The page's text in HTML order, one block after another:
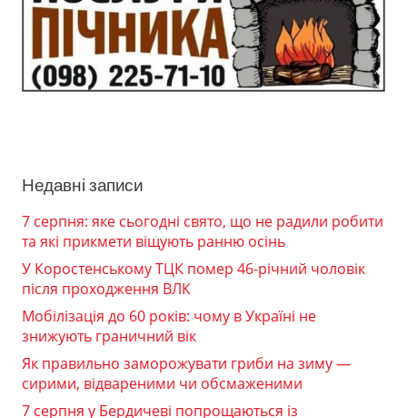
Недавні записи
7 серпня: яке сьогодні свято, що не радили робити
та які прикмети віщують ранню осінь
У Коростенському ТЦК помер 46-річний чоловік
після проходження ВЛК
Мобілізація до 60 років: чому в Україні не
знижують граничний вік
Як правильно заморожувати гриби на зиму —
сирими, відвареними чи обсмаженими
7 серпня у Бердичеві попрощаються із